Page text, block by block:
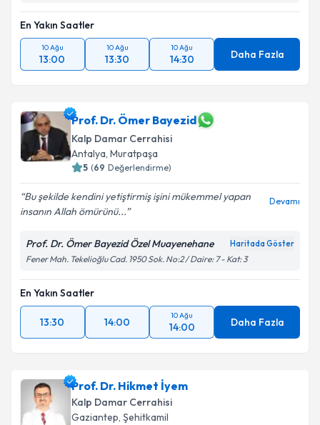
En Yakın Saatler
10 Ağu
13:00
10 Ağu
13:30
10 Ağu
14:30 Daha Fazla
Prof. Dr. Ömer Bayezid
Kalp Damar Cerrahisi
Antalya, Muratpaşa
5 (69 Değerlendirme)
Bu şekilde kendini yetiştirmiş işini mükemmel yapan
insanın Allah ömürünü...
Devamı
Prof. Dr. Ömer Bayezid Özel Muayenehane Haritada Göster
Fener Mah. Tekelioğlu Cad. 1950 Sok. No:2 / Daire: 7 - Kat: 3
En Yakın Saatler
13:30 14:00
10 Ağu
14:00 Daha Fazla
Prof. Dr. Hikmet İyem
Kalp Damar Cerrahisi
Gaziantep, Şehitkamil